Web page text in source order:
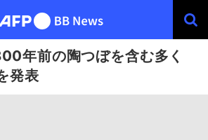
年前の陶つぼを含む多く
発表